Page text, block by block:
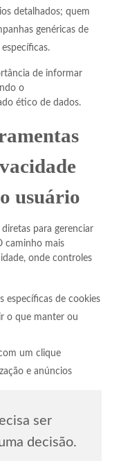
detalhados; quem
genéricas de
de informar
o
ético de dados.
usuário
para gerenciar
caminho mais
onde controles
específicas de cookies
o que manter ou
um clique
e anúncios
ser
decisão.